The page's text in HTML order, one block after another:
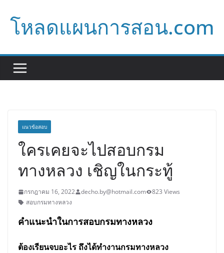
content
โหลดแผนการสอน.com
แนวข้อสอบ
ใครเคยจะไปสอบกรม
ทางหลวง เชิญในกระทู้
กรกฎาคม 16, 2022 decho.by@hotmail.com
823 Views
สอบกรมทางหลวง
คำแนะนำในการสอบกรมทางหลวง
ต้องเรียนจบอะไร ถึงได้ทำงานกรมทางหลวง